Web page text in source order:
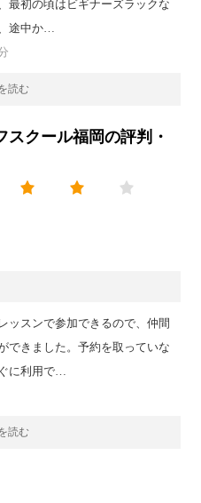
最初の頃はビギナーズラックな
途中か…
読む
スクール福岡の評判・
ッスンで参加できるので、仲間
できました。予約を取っていな
に利用で…
読む